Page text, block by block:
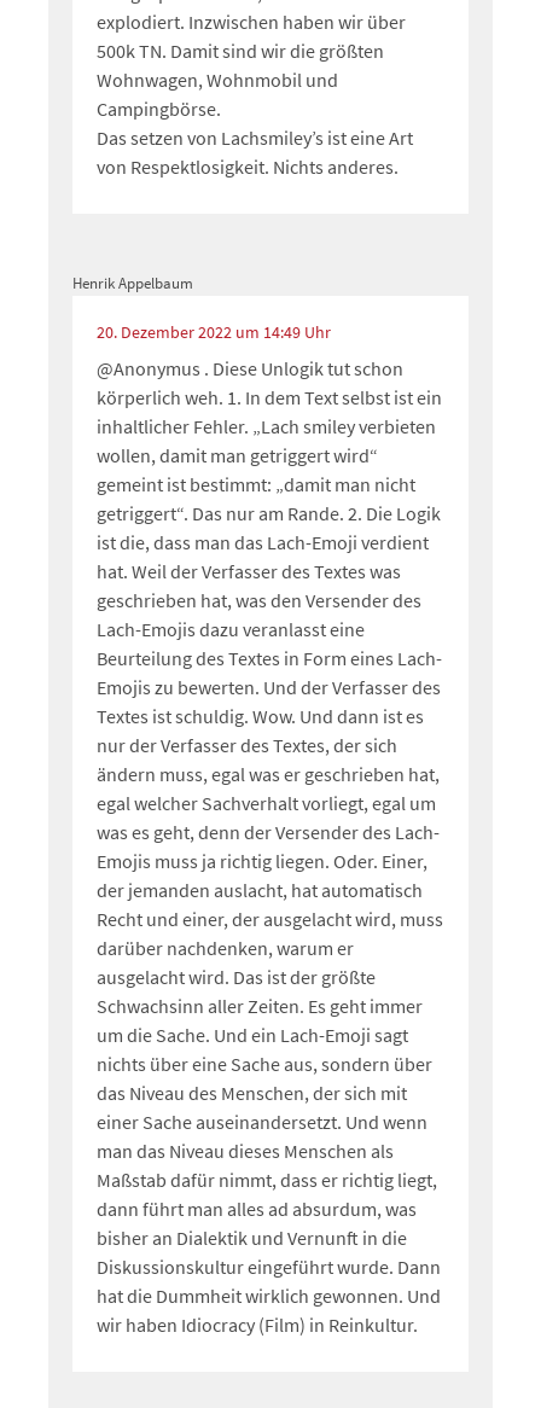
explodiert. Inzwischen haben wir über
500k TN. Damit sind wir die größten
Wohnwagen, Wohnmobil und
Campingbörse.
Das setzen von Lachsmiley’s ist eine Art
von Respektlosigkeit. Nichts anderes.
Henrik Appelbaum
20. Dezember 2022 um 14:49 Uhr
@Anonymus . Diese Unlogik tut schon
körperlich weh. 1. In dem Text selbst ist ein
inhaltlicher Fehler. „Lach smiley verbieten
wollen, damit man getriggert wird“
gemeint ist bestimmt: „damit man nicht
getriggert“. Das nur am Rande. 2. Die Logik
ist die, dass man das Lach-Emoji verdient
hat. Weil der Verfasser des Textes was
geschrieben hat, was den Versender des
Lach-Emojis dazu veranlasst eine
Beurteilung des Textes in Form eines Lach-
Emojis zu bewerten. Und der Verfasser des
Textes ist schuldig. Wow. Und dann ist es
nur der Verfasser des Textes, der sich
ändern muss, egal was er geschrieben hat,
egal welcher Sachverhalt vorliegt, egal um
was es geht, denn der Versender des Lach-
Emojis muss ja richtig liegen. Oder. Einer,
der jemanden auslacht, hat automatisch
Recht und einer, der ausgelacht wird, muss
darüber nachdenken, warum er
ausgelacht wird. Das ist der größte
Schwachsinn aller Zeiten. Es geht immer
um die Sache. Und ein Lach-Emoji sagt
nichts über eine Sache aus, sondern über
das Niveau des Menschen, der sich mit
einer Sache auseinandersetzt. Und wenn
man das Niveau dieses Menschen als
Maßstab dafür nimmt, dass er richtig liegt,
dann führt man alles ad absurdum, was
bisher an Dialektik und Vernunft in die
Diskussionskultur eingeführt wurde. Dann
hat die Dummheit wirklich gewonnen. Und
wir haben Idiocracy (Film) in Reinkultur.